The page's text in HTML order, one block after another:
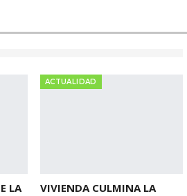
LA
ACTUALIDAD
VIVIENDA CULMINA LA